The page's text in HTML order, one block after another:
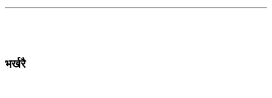
भर्खरै